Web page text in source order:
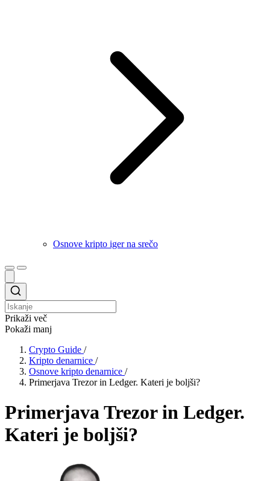
Osnove kripto iger na srečo
Prikaži več
Pokaži manj
Crypto Guide /
Kripto denarnice /
Osnove kripto denarnice /
Primerjava Trezor in Ledger. Kateri je boljši?
Primerjava Trezor in Ledger.
Kateri je boljši?